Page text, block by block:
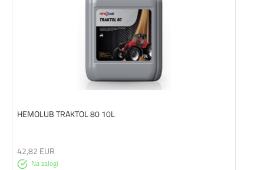
HEMOLUB TRAKTOL 80 10L
Na zalogi
42,82 EUR